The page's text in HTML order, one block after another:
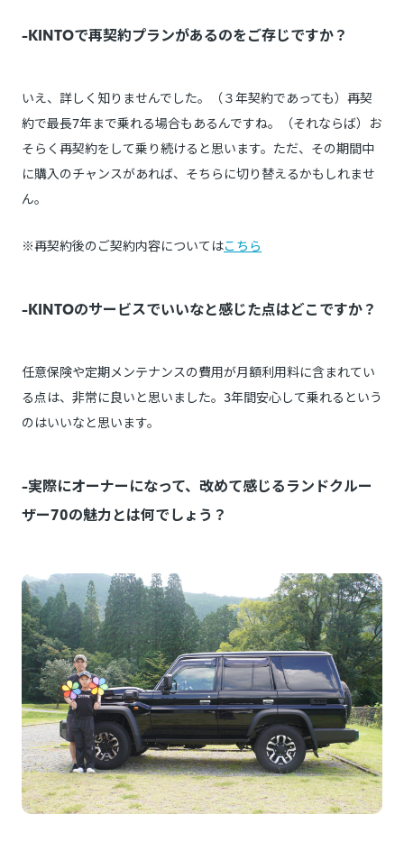
-KINTOで再契約プランがあるのをご存じですか？
いえ、詳しく知りませんでした。（３年契約であっても）再契
約で最長7年まで乗れる場合もあるんですね。（それならば）お
そらく再契約をして乗り続けると思います。ただ、その期間中
に購入のチャンスがあれば、そちらに切り替えるかもしれませ
ん。
※再契約後のご契約内容についてはこちら
-KINTOのサービスでいいなと感じた点はどこですか？
任意保険や定期メンテナンスの費用が月額利用料に含まれてい
る点は、非常に良いと思いました。3年間安心して乗れるという
のはいいなと思います。
-実際にオーナーになって、改めて感じるランドクルー
ザー70の魅力とは何でしょう？